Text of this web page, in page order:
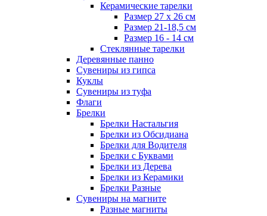
Керамические тарелки
Размер 27 х 26 см
Размер 21-18,5 см
Размер 16 - 14 см
Стеклянные тарелки
Деревянные панно
Сувениры из гипса
Куклы
Сувениры из туфа
Флаги
Брелки
Брелки Настальгия
Брелки из Обсидиана
Брелки для Водителя
Брелки с Буквами
Брелки из Дерева
Брелки из Керамики
Брелки Разные
Сувениры на магните
Разные магниты